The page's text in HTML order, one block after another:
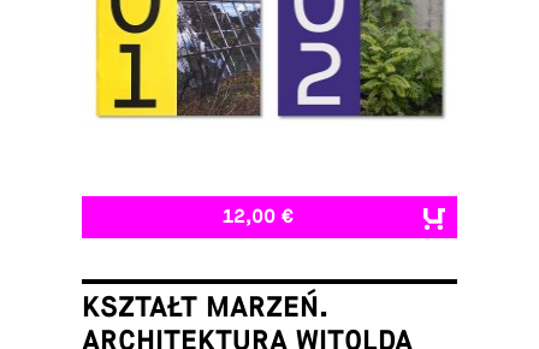
12,00 €
KSZTAŁT MARZEŃ.
ARCHITEKTURA WITOLDA